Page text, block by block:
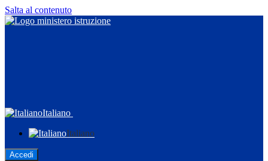
Salta al contenuto
Italiano
Italiano
Accedi